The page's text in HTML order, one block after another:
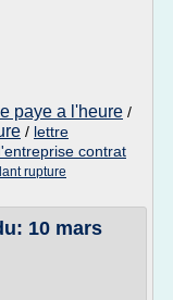
paye a l'heure /
/ lettre
contrat
rupture
10 mars